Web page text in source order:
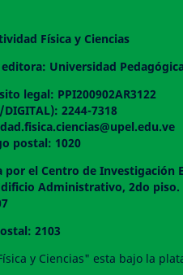
Física y Ciencias
Universidad
legal: PPI200902AR3122
DIGITAL): 2244-7318
postal: 1020
por el Centro de Investigación
Edificio Administrativo,
2103
y Ciencias" esta bajo la